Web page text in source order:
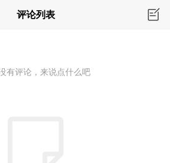
评论列表
有评论，来说点什么吧